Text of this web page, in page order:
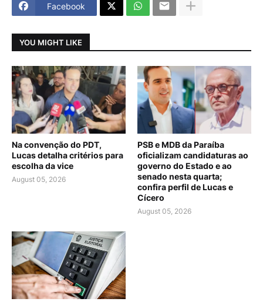
Facebook
YOU MIGHT LIKE
Na convenção do PDT,
Lucas detalha critérios para
escolha da vice
August 05, 2026
PSB e MDB da Paraíba
oficializam candidaturas ao
governo do Estado e ao
senado nesta quarta;
confira perfil de Lucas e
Cícero
August 05, 2026